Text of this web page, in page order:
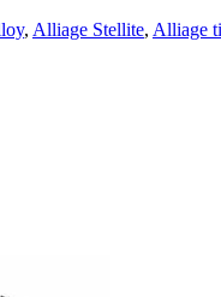
, Alliage Stellite, Alliage